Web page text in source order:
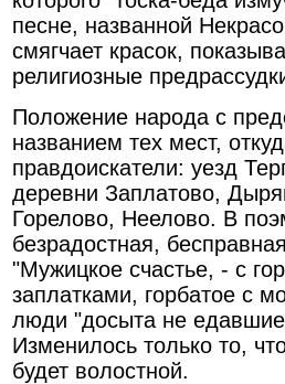
песне, названной
смягчает красок,
религиозные
Положение народа с
названием тех мест,
правдоискатели: уезд
деревни Заплатово,
Горелово, Неелово. В
безрадостная,
"Мужицкое счастье, - с
заплатками, горбатое с
люди "досыта не
Изменилось только то,
будет волостной.